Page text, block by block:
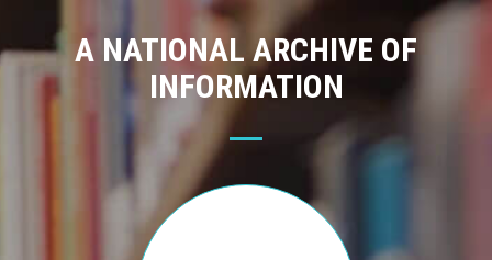
A NATIONAL ARCHIVE OF
INFORMATION